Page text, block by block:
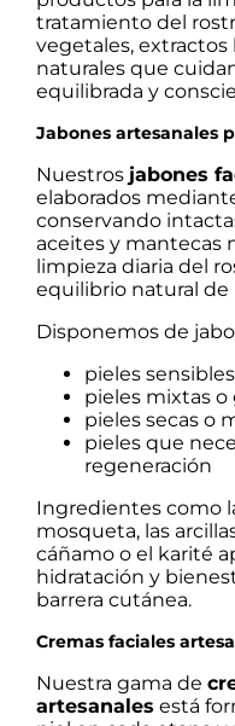
tratamiento del
vegetales,
naturales que
equilibrada y
Jabones artesanales
Nuestros jabones
elaborados
conservando
aceites y mantecas
limpieza diaria del
equilibrio natural de
Disponemos de
pieles
pieles mixtas o
pieles secas o
pieles que
regeneración
Ingredientes como
mosqueta, las
cáñamo o el karité
hidratación y
barrera cutánea.
Cremas faciales
Nuestra gama de
artesanales está